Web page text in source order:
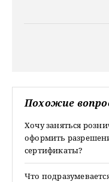
Похожие
Хочу заняться
оформить
сертификаты?
Что